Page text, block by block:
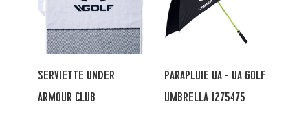
SERVIETTE UNDER
ARMOUR CLUB
PARAPLUIE UA - UA GOLF
UMBRELLA 1275475